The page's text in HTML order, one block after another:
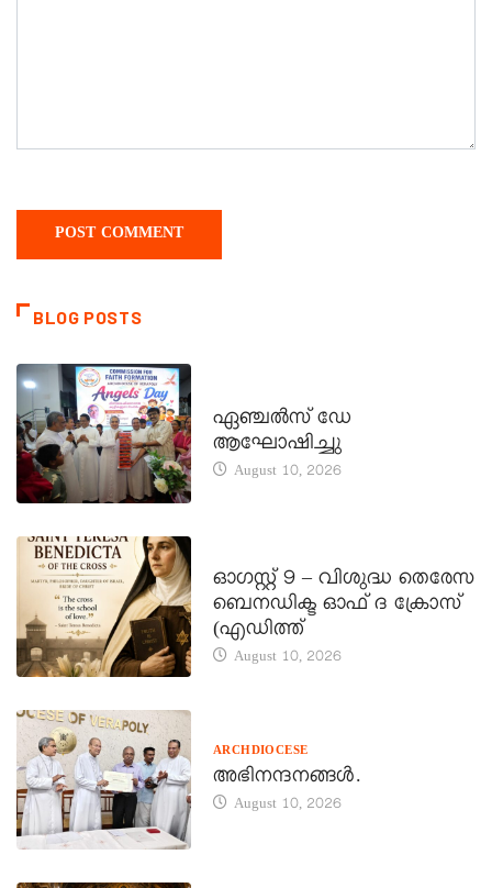
BLOG POSTS
ഏഞ്ചൽസ് ഡേ
ആഘോഷിച്ചു
August 10, 2026
ഓഗസ്റ്റ് 9 – വിശുദ്ധ തെരേസ
ബെനഡിക്ട ഓഫ് ദ ക്രോസ്
(എഡിത്ത്
August 10, 2026
ARCHDIOCESE
അഭിനന്ദനങ്ങൾ.
August 10, 2026